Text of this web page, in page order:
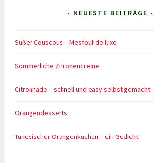
- NEUESTE BEITRÄGE -
Süßer Couscous – Mesfouf de luxe
Sommerliche Zitronencreme
Citronnade – schnell und easy selbst gemacht
Orangendesserts
Tunesischer Orangenkuchen – ein Gedicht